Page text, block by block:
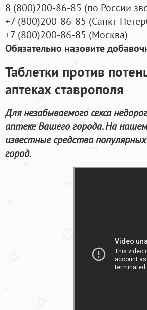
8 (800)200-86-85 (по России
+7 (800)200-86-85 (Санкт-
+7 (800)200-86-85 (Москва)
Обязательно назовите
Таблетки против
аптеках ставрополя
Для незабываемого секса
аптеке Вашего города. На
известные средства
город.